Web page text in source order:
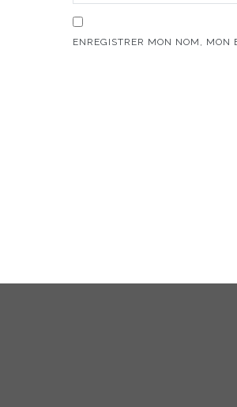
ENREGISTRER MON NOM, MON